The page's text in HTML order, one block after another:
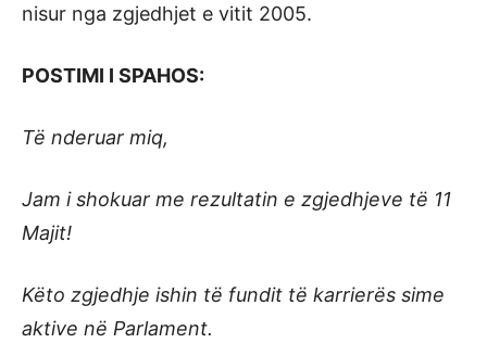
nisur nga zgjedhjet e vitit 2005.
POSTIMI I SPAHOS:
Të nderuar miq,
Jam i shokuar me rezultatin e zgjedhjeve të 11
Majit!
Këto zgjedhje ishin të fundit të karrierës sime
aktive në Parlament.